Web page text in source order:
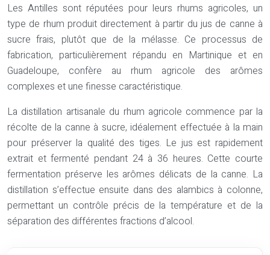
Les Antilles sont réputées pour leurs rhums agricoles, un
type de rhum produit directement à partir du jus de canne à
sucre frais, plutôt que de la mélasse. Ce processus de
fabrication, particulièrement répandu en Martinique et en
Guadeloupe, confère au rhum agricole des arômes
complexes et une finesse caractéristique.
La distillation artisanale du rhum agricole commence par la
récolte de la canne à sucre, idéalement effectuée à la main
pour préserver la qualité des tiges. Le jus est rapidement
extrait et fermenté pendant 24 à 36 heures. Cette courte
fermentation préserve les arômes délicats de la canne. La
distillation s’effectue ensuite dans des alambics à colonne,
permettant un contrôle précis de la température et de la
séparation des différentes fractions d’alcool.